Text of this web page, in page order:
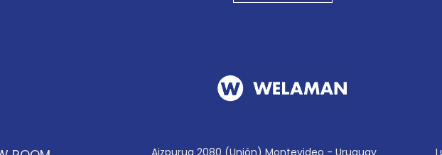
Aizpurua 2080 (Unión) Montevideo - Uruguay